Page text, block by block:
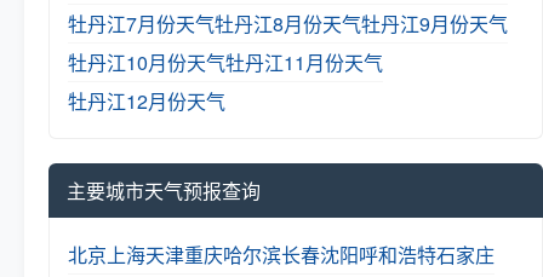
牡丹江7月份天气牡丹江8月份天气牡丹江9月份天气
牡丹江10月份天气牡丹江11月份天气
牡丹江12月份天气
主要城市天气预报查询
北京 上海天津重庆哈尔滨长春沈阳呼和浩特石家庄